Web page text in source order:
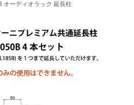
オーディオラック 延長柱